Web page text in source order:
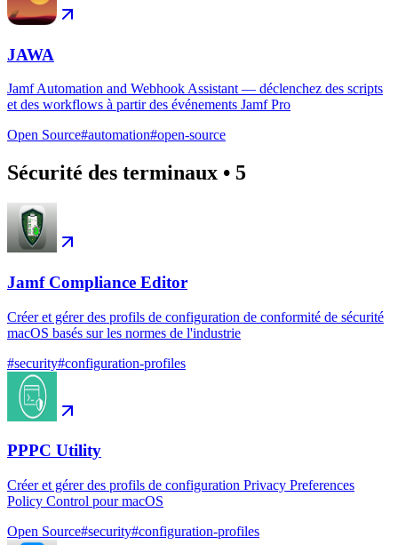
JAWA
Jamf Automation and Webhook Assistant — déclenchez des scripts
et des workflows à partir des événements Jamf Pro
Open Source#automation#open-source
Sécurité des terminaux • 5
Jamf Compliance Editor
Créer et gérer des profils de configuration de conformité de sécurité
macOS basés sur les normes de l'industrie
#security#configuration-profiles
PPPC Utility
Créer et gérer des profils de configuration Privacy Preferences
Policy Control pour macOS
Open Source#security#configuration-profiles